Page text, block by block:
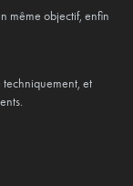
même objectif, enfin
et